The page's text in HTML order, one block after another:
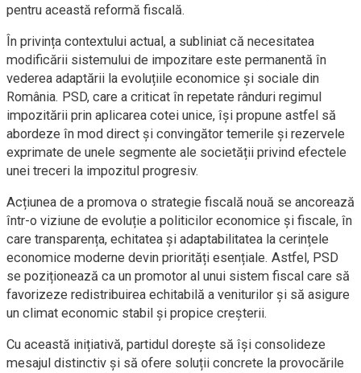
pentru această reformă fiscală.
În privința contextului actual, a subliniat că necesitatea
modificării sistemului de impozitare este permanentă în
vederea adaptării la evoluțiile economice și sociale din
România. PSD, care a criticat în repetate rânduri regimul
impozitării prin aplicarea cotei unice, își propune astfel să
abordeze în mod direct și convingător temerile și rezervele
exprimate de unele segmente ale societății privind efectele
unei treceri la impozitul progresiv.
Acțiunea de a promova o strategie fiscală nouă se ancorează
într-o viziune de evoluție a politicilor economice și fiscale, în
care transparența, echitatea și adaptabilitatea la cerințele
economice moderne devin priorități esențiale. Astfel, PSD
se poziționează ca un promotor al unui sistem fiscal care să
favorizeze redistribuirea echitabilă a veniturilor și să asigure
un climat economic stabil și propice creșterii.
Cu această inițiativă, partidul dorește să își consolideze
mesajul distinctiv și să ofere soluții concrete la provocările